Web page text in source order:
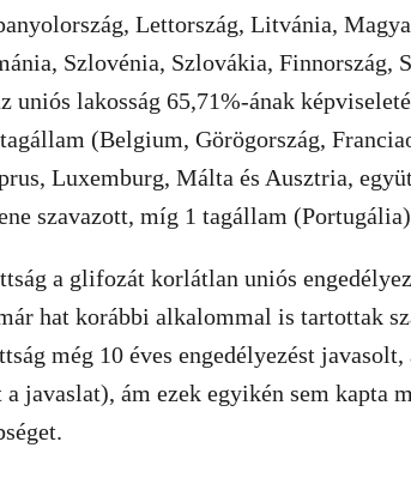
Lettország, Litvánia,
Szlovénia, Szlovákia, Finnország,
uniós lakosság 65,71%-ának
(Belgium, Görögország,
Luxemburg, Málta és Ausztria,
szavazott, míg 1 tagállam
a glifozát korlátlan uniós
hat korábbi alkalommal is tartottak
még 10 éves engedélyezést javasolt,
javaslat), ám ezek egyikén sem kapta